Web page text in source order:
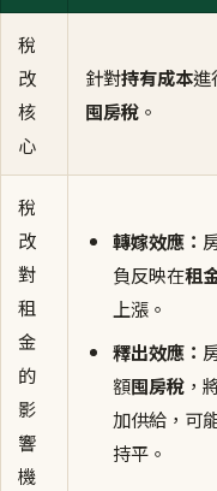
稅
改
核
心
針對持有成本進
囤房稅 。
稅
改
對
租
金
的
影
響
機
轉嫁效應：
負反映在租
上漲。
釋出效應：
額囤房稅，
加供給，可
持平。